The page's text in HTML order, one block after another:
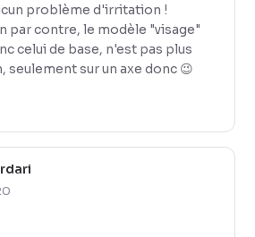
problème d'irritation !
par contre, le modèle "visage"
celui de base, n'est pas plus
seulement sur un axe donc 😉